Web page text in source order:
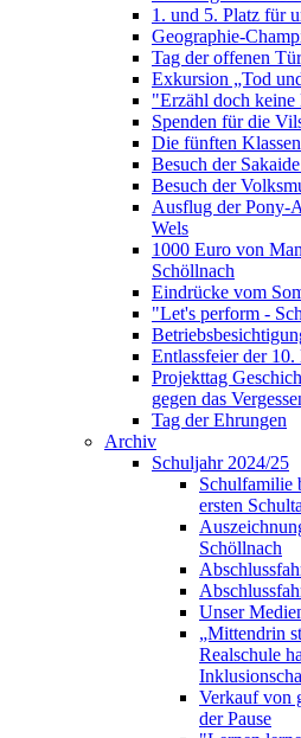
1. und 5. Platz für
Geographie-
Tag der offenen
Exkursion „Tod
"Erzähl doch keine
Spenden für die
Die fünften
Besuch der
Besuch der
Ausflug der Pony-
Wels
1000 Euro von
Schöllnach
Eindrücke vom
"Let's perform -
Entlassfeier der 10.
Projekttag
gegen das
Tag der Ehrungen
Archiv
Schuljahr 2024/25
Schulfamilie
ersten
Schöllnach
Unser
„Mittendrin
Realschule
Verkauf von
der Pause